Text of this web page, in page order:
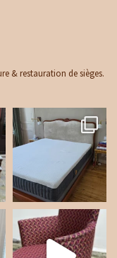
& restauration de sièges.